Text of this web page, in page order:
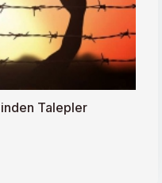
Talepler